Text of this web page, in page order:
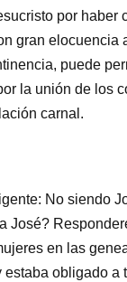
por
gran elocuencia
puede
la unión de los
carnal.
No siendo
José?
en las
obligado